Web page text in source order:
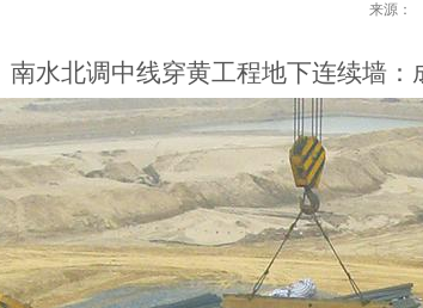
来源：
南水北调中线穿黄工程地下连续墙：